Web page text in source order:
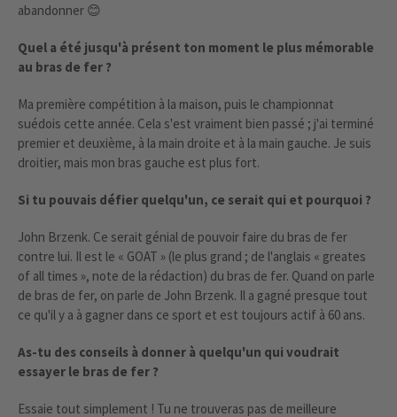
abandonner 😊
Quel a été jusqu'à présent ton moment le plus mémorable
au bras de fer ?
Ma première compétition à la maison, puis le championnat
suédois cette année. Cela s'est vraiment bien passé ; j'ai terminé
premier et deuxième, à la main droite et à la main gauche. Je suis
droitier, mais mon bras gauche est plus fort.
Si tu pouvais défier quelqu'un, ce serait qui et pourquoi ?
John Brzenk. Ce serait génial de pouvoir faire du bras de fer
contre lui. Il est le « GOAT » (le plus grand ; de l'anglais « greates
of all times », note de la rédaction) du bras de fer. Quand on parle
de bras de fer, on parle de John Brzenk. Il a gagné presque tout
ce qu'il y a à gagner dans ce sport et est toujours actif à 60 ans.
As-tu des conseils à donner à quelqu'un qui voudrait
essayer le bras de fer ?
Essaie tout simplement ! Tu ne trouveras pas de meilleure